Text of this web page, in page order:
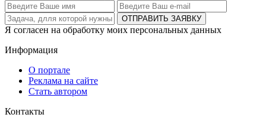
ОТПРАВИТЬ ЗАЯВКУ
Я согласен на обработку моих персональных данных
Информация
О портале
Реклама на сайте
Стать автором
Контакты